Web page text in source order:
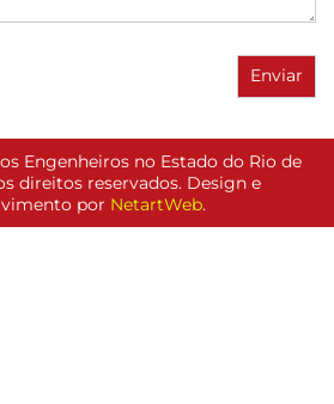
Engenheiros no Estado do Rio de
direitos reservados. Design e
por NetartWeb.